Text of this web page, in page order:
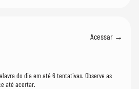
Acessar →
do dia em até 6 tentativas. Observe as
até acertar.